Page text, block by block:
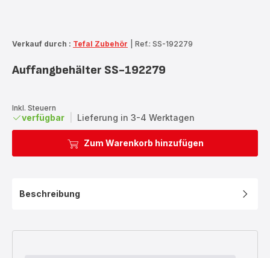
Verkauf durch : Tefal Zubehör Ref.: SS-192279
Auffangbehälter SS-192279
Inkl. Steuern
verfügbar Lieferung in 3-4 Werktagen
Zum Warenkorb hinzufügen
Beschreibung